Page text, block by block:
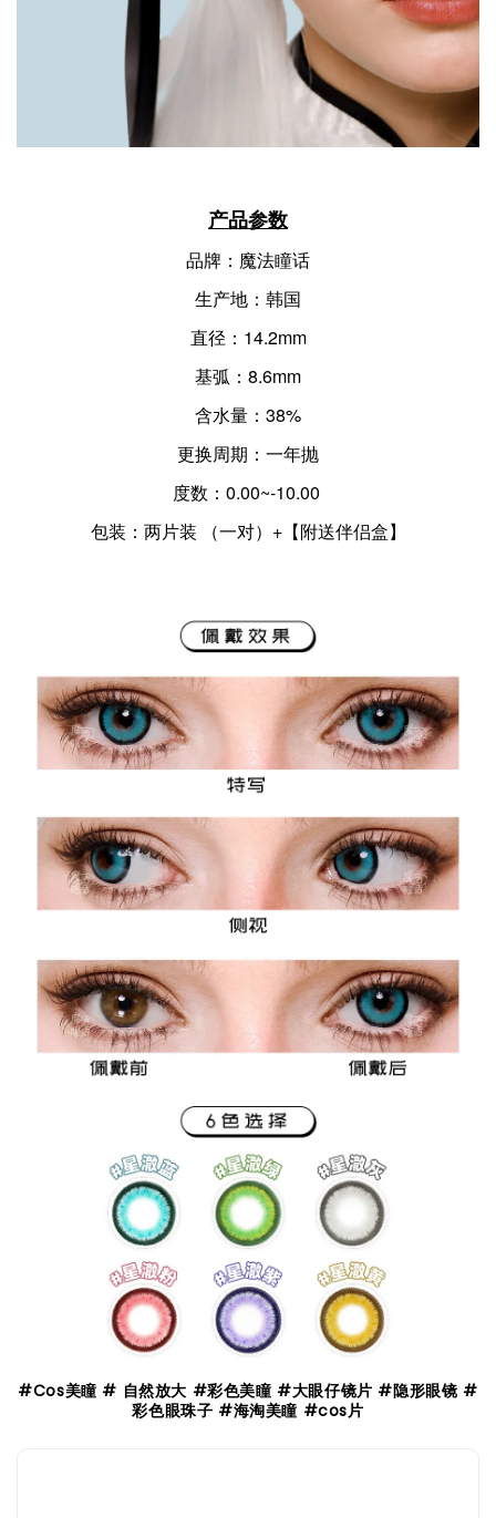
产品参数
品牌：魔法瞳话
生产地：韩国
直径：14.2mm
基弧：8.6mm
含水量：38%
更换周期：一年抛
度数：0.00~-10.00
包装：两片装 （一对）+【附送伴侣盒】
#Cos美瞳 # 自然放大 #彩色美瞳 #大眼仔镜片 #隐形眼镜 #
彩色眼珠子 #海淘美瞳 #cos片